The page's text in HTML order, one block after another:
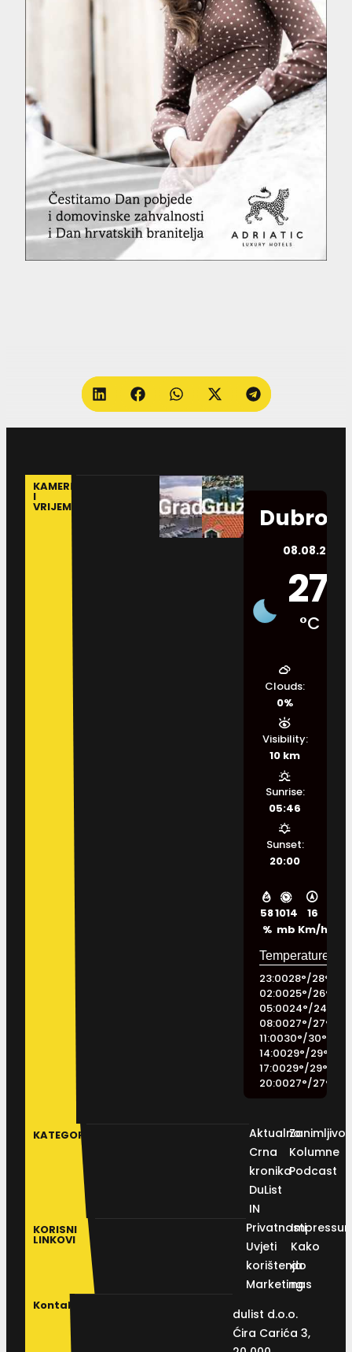
KAMERE
I
VRIJEME
08.08.2026.
27
°C
58
%
1014
mb
16
Km/h
Clouds:
0%
Visibility:
10 km
Sunrise:
05:46
Sunset:
20:00
23:0028°/28°
02:0025°/26°
05:0024°/24
08:0027°/27°
11:0030°/30°
14:0029°/29°
17:0029°/29°
20:0027°/27°
KATEGORIJE
Aktualno
Crna
kronika
DuList
IN
Kolumne
Podcast
KORISNI
LINKOVI
Privatnosti
Uvjeti
korištenja
Marketing
Kako
do
nas
Kontakt
dulist d.o.o.
Ćira Carića 3,